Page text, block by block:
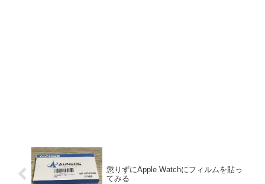
懲りずにApple Watchにフィルムを貼っ
てみる